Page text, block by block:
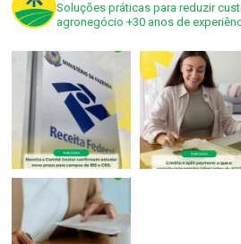
Soluções práticas para reduzir
agronegócio +30 anos de